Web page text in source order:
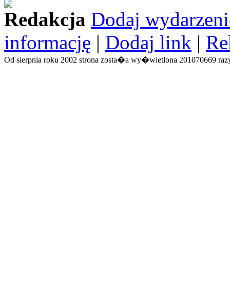
Redakcja Dodaj
informację | Dodaj link |
Od sierpnia roku 2002 strona zosta�a wy�wietlona 201070669